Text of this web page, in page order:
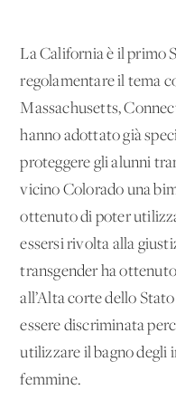
La California è il primo
regolamentare il tema
Massachusetts,
hanno adottato già
proteggere gli alunni
vicino Colorado una
ottenuto di poter
essersi rivolta alla
transgender ha
all’Alta corte dello
essere discriminata
utilizzare il bagno degli
femmine.